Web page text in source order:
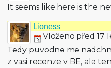
It seems like here is the
Lioness
Vloženo před 17
Tedy puvodne me
z vasi recenze v BE, ale